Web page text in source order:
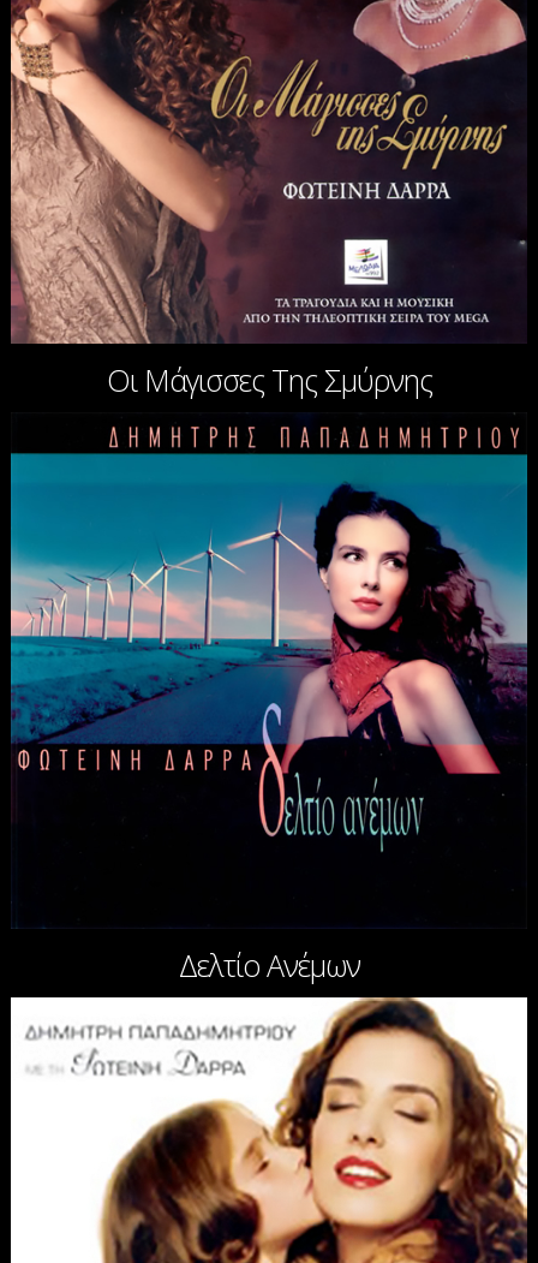
Οι Μάγισσες Της Σμύρνης
Δελτίο Ανέμων